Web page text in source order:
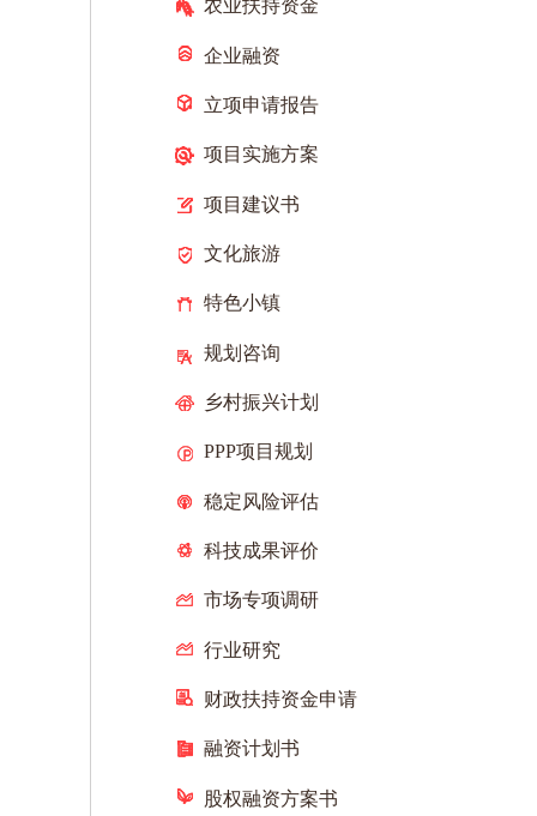
农业扶持资金
企业融资
立项申请报告
项目实施方案
项目建议书
文化旅游
特色小镇
规划咨询
乡村振兴计划
PPP项目规划
稳定风险评估
科技成果评价
市场专项调研
行业研究
财政扶持资金申请
融资计划书
股权融资方案书